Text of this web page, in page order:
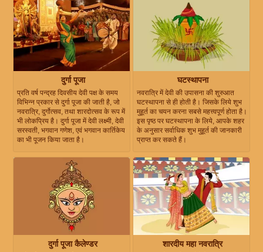
दुर्गा पूजा
प्रति वर्ष पन्द्रह दिवसीय देवी पक्ष के समय
विभिन्न प्रकार से दुर्गा पूजा की जाती है, जो
नवरात्रि, दुर्गोत्सव, तथा शारदोत्सव के रूप में
भी लोकप्रिय है। दुर्गा पूजा में देवी लक्ष्मी, देवी
सरस्वती, भगवान गणेश, एवं भगवान कार्तिकेय
का भी पूजन किया जाता है।
घटस्थापना
नवरात्रि में देवी की उपासना की शुरुआत
घटस्थापना से ही होती है। जिसके लिये शुभ
मुहूर्त का चयन करना सबसे महत्त्वपूर्ण होता है।
इस पृष्ठ पर घटस्थापना के लिये, आपके शहर
के अनुसार सर्वाधिक शुभ मुहूर्त की जानकारी
प्राप्त कर सकते हैं।
दुर्गा पूजा कैलेण्डर शारदीय महा नवरात्रि